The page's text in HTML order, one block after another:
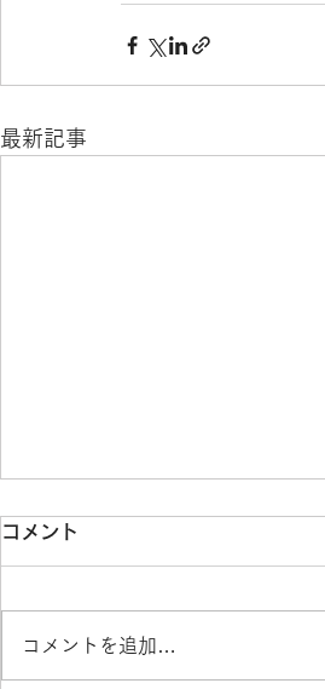
最新記事
コメント
コメントを追加…